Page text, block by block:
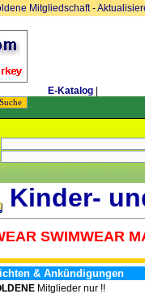
Mitgliedschaft-
E-Katalog
Kinder-
SWIMWEAR
& Ankündigungen
Mitglieder nur !!